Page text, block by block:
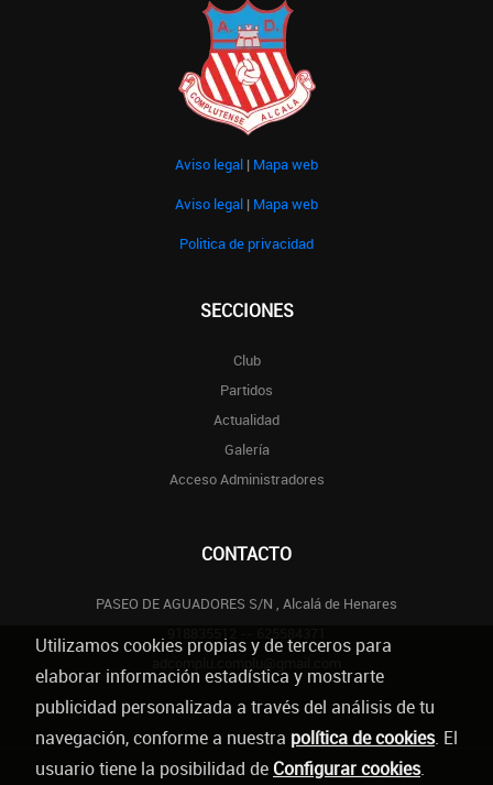
Aviso legal | Mapa web
Aviso legal | Mapa web
Politica de privacidad
SECCIONES
Club
Partidos
Actualidad
Galería
Acceso Administradores
CONTACTO
PASEO DE AGUADORES S/N , Alcalá de Henares
Utilizamos cookies propias y de terceros para
elaborar información estadística y mostrarte
publicidad personalizada a través del análisis de tu
navegación, conforme a nuestra política de cookies. El
usuario tiene la posibilidad de Configurar cookies.